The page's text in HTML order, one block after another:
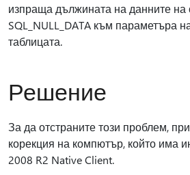
изпраща дължината на данните на
SQL_NULL_DATA към параметъра
таблицата.
Решение
За да отстраните този проблем,
корекция на компютър, който има
2008 R2 Native Client.